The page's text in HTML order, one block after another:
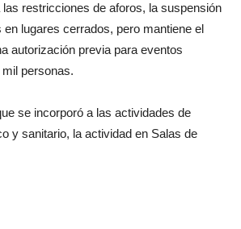
restricciones de aforos, la suspensión
lugares cerrados, pero mantiene el
autorización previa para eventos
personas.
se incorporó a las actividades de
y sanitario, la actividad en Salas de